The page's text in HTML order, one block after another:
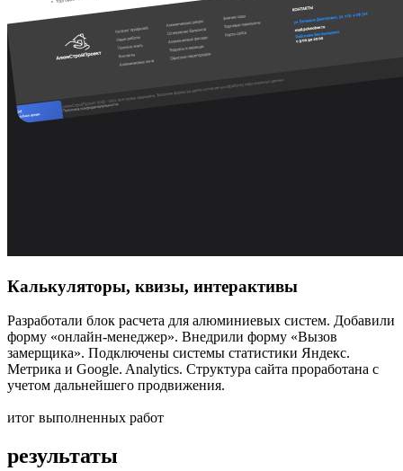
Калькуляторы, квизы, интерактивы
Разработали блок расчета для алюминиевых систем. Добавили
форму «онлайн-менеджер». Внедрили форму «Вызов
замерщика». Подключены системы статистики Яндекс.
Метрика и Google. Analytics. Структура сайта проработана с
учетом дальнейшего продвижения.
итог выполненных работ
результаты